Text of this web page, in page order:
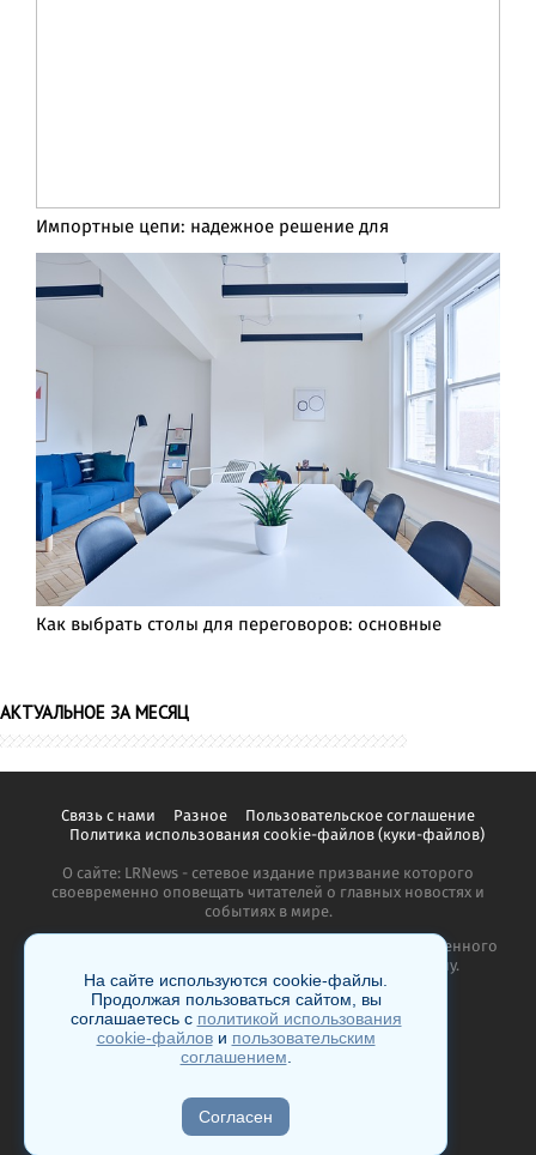
Импортные цепи: надежное решение для
Как выбрать столы для переговоров: основные
АКТУАЛЬНОЕ ЗА МЕСЯЦ
Связь с нами Разное Пользовательское соглашение
Политика использования cookie-файлов (куки-файлов)
О сайте: LRNews - сетевое издание призвание которого
своевременно оповещать читателей о главных новостях и
событиях в мире.
Копирование материалов сайта запрещено без письменного
согласия администрации и преследуется по закону.
На сайте используются cookie-файлы.
Продолжая пользоваться сайтом, вы
соглашаетесь с политикой использования
cookie-файлови пользовательским
соглашением
Согласен